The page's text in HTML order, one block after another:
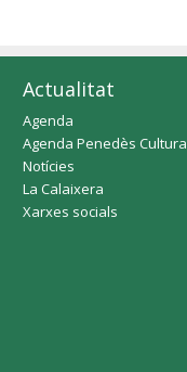
Actualitat
Agenda
Agenda Penedès Cultura
Notícies
La Calaixera
Xarxes socials